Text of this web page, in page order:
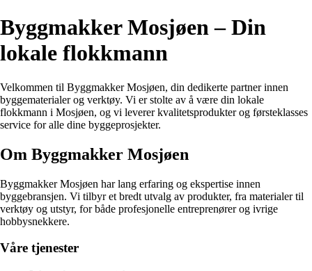
Byggmakker Mosjøen – Din
lokale flokkmann
Velkommen til Byggmakker Mosjøen, din dedikerte partner innen
byggematerialer og verktøy. Vi er stolte av å være din lokale
flokkmann i Mosjøen, og vi leverer kvalitetsprodukter og førsteklasses
service for alle dine byggeprosjekter.
Om Byggmakker Mosjøen
Byggmakker Mosjøen har lang erfaring og ekspertise innen
byggebransjen. Vi tilbyr et bredt utvalg av produkter, fra materialer til
verktøy og utstyr, for både profesjonelle entreprenører og ivrige
hobbysnekkere.
Våre tjenester